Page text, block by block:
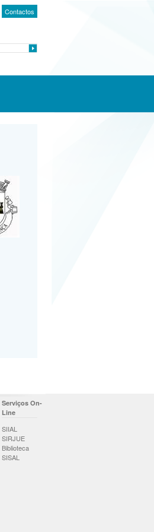
Contactos
Serviços On-
Line
SIIAL
SIRJUE
Biblioteca
SISAL